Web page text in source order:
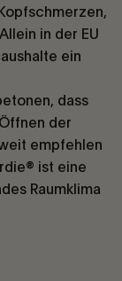
in der EU
ein
dass
der
empfehlen
ist eine
Raumklima